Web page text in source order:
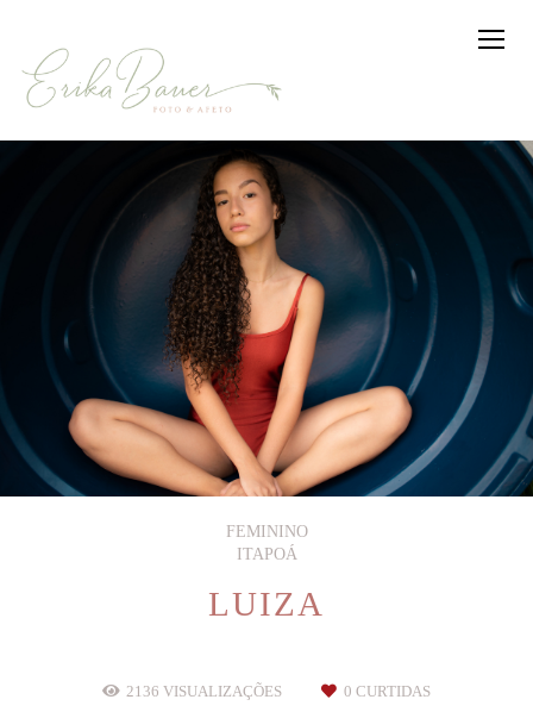
FEMININO
ITAPOÁ
LUIZA
2136 VISUALIZAÇÕES 0 CURTIDAS